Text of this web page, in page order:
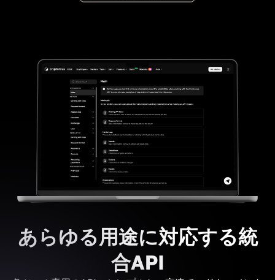
あらゆる用途に対応する統
合API